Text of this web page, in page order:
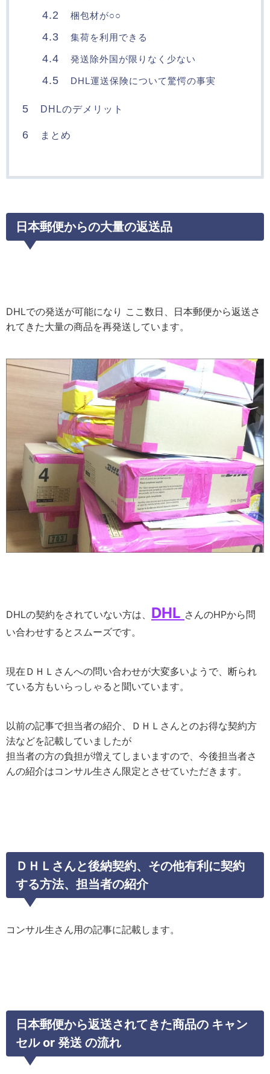
4.2 梱包材が○○
4.3 集荷を利用できる
4.4 発送除外国が限りなく少ない
4.5 DHL運送保険について驚愕の事実
5 DHLのデメリット
6 まとめ
日本郵便からの大量の返送品
DHLでの発送が可能になり ここ数日、日本郵便から返送さ
れてきた大量の商品を再発送しています。
DHLの契約をされていない方は、 DHL さんのHPから問
い合わせするとスムーズです。
現在ＤＨＬさんへの問い合わせが大変多いようで、断られ
ている方もいらっしゃると聞いています。
以前の記事で担当者の紹介、ＤＨＬさんとのお得な契約方
法などを記載していましたが
担当者の方の負担が増えてしまいますので、今後担当者さ
んの紹介はコンサル生さん限定とさせていただきます。
ＤＨＬさんと後納契約、その他有利に契約
する方法、担当者の紹介
コンサル生さん用の記事に記載します。
日本郵便から返送されてきた商品の キャン
セル or 発送 の流れ